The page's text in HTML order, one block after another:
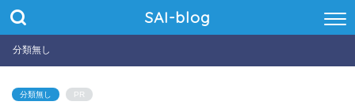
SAI-blog
分類無し
分類無し PR